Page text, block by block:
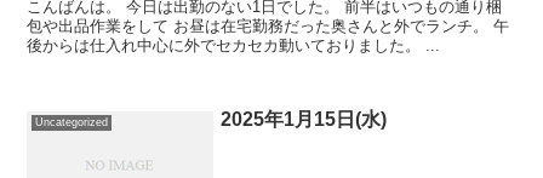
こんばんは。 今日は出勤のない1日でした。 前半はいつもの通り梱
包や出品作業をして お昼は在宅勤務だった奥さんと外でランチ。 午
後からは仕入れ中心に外でセカセカ動いておりました。 ...
Uncategorized 2025年1月15日(水)